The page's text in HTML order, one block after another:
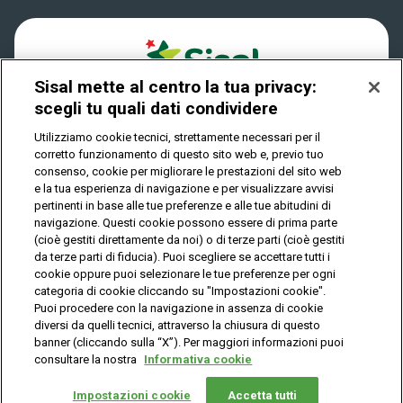
Vuoi giocare
online?
Play Your Date
Privacy
IL GIOCO È VIETATO AI MINORI E PUÒ CAUSARE
DIPENDENZA PATOLOGICA
© Copyright Sisal Italia S.p.A. - P.I. 02433760135
Privacy Cookies
Mappa
del
sito
Sisal mette al centro la tua privacy:
scegli tu quali dati condividere
Utilizziamo cookie tecnici, strettamente necessari per il
corretto funzionamento di questo sito web e, previo tuo
consenso, cookie per migliorare le prestazioni del sito web
e la tua esperienza di navigazione e per visualizzare avvisi
pertinenti in base alle tue preferenze e alle tue abitudini di
navigazione. Questi cookie possono essere di prima parte
(cioè gestiti direttamente da noi) o di terze parti (cioè gestiti
da terze parti di fiducia). Puoi scegliere se accettare tutti i
cookie oppure puoi selezionare le tue preferenze per ogni
categoria di cookie cliccando su "Impostazioni cookie".
Puoi procedere con la navigazione in assenza di cookie
diversi da quelli tecnici, attraverso la chiusura di questo
banner (cliccando sulla “X”). Per maggiori informazioni puoi
consultare la nostra Informativa cookie
Impostazioni cookie Accetta tutti